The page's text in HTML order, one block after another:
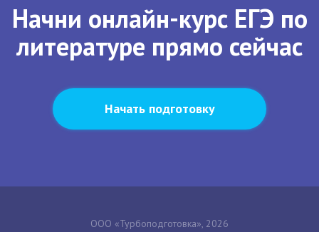
Начни онлайн-курс ЕГЭ по
литературе прямо сейчас
Начать подготовку
ООО «Турбоподготовка», 2026